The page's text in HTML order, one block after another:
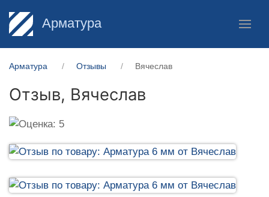
Арматура
Арматура Отзывы Вячеслав
Отзыв, Вячеслав